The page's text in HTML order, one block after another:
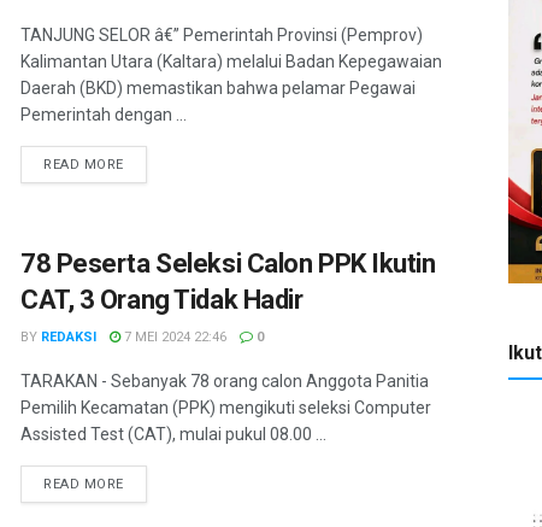
TANJUNG SELOR â€” Pemerintah Provinsi (Pemprov)
Kalimantan Utara (Kaltara) melalui Badan Kepegawaian
Daerah (BKD) memastikan bahwa pelamar Pegawai
Pemerintah dengan ...
READ MOREDETAILS
78 Peserta Seleksi Calon PPK Ikutin
CAT, 3 Orang Tidak Hadir
BY REDAKSI 7 MEI 2024 22:46 0
TARAKAN - Sebanyak 78 orang calon Anggota Panitia
Pemilih Kecamatan (PPK) mengikuti seleksi Computer
Assisted Test (CAT), mulai pukul 08.00 ...
READ MOREDETAILS